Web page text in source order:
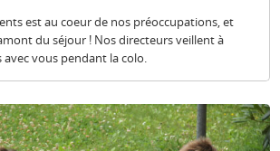
est au coeur de nos préoccupations, et
du séjour ! Nos directeurs veillent à
vous pendant la colo.